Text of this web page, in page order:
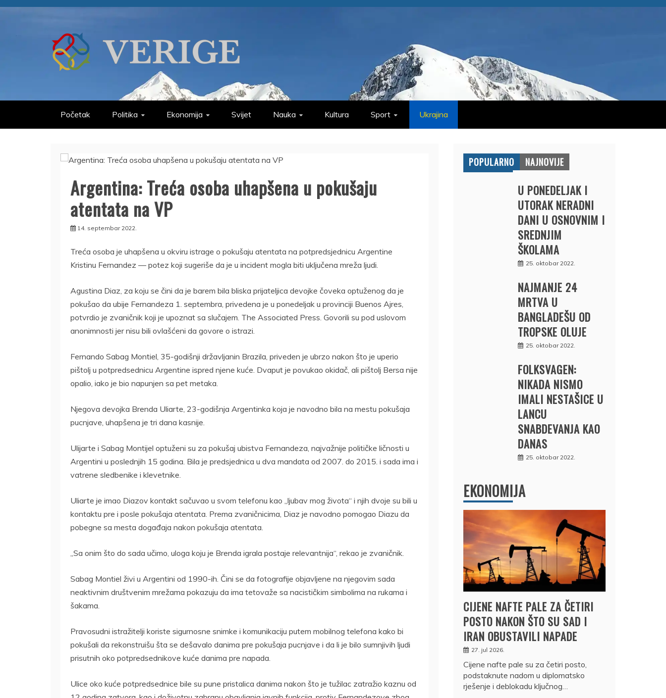
Skip
VERIGE
Početak Politika Ekonomija Svijet Nauka Kultura Sport Ukrajina
Argentina: Treća osoba uhapšena u pokušaju
atentata na VP
14. septembar 2022.
Treća osoba je uhapšena u okviru istrage o pokušaju atentata na potpredsjednicu Argentine
Kristinu Fernandez — potez koji sugeriše da je u incident mogla biti uključena mreža ljudi.
Agustina Diaz, za ​​koju se čini da je barem bila bliska prijateljica devojke čoveka optuženog da je
pokušao da ubije Fernandeza 1. septembra, privedena je u ponedeljak u provinciji Buenos Ajres,
potvrdio je zvaničnik koji je upoznat sa slučajem. The Associated Press. Govorili su pod uslovom
anonimnosti jer nisu bili ovlašćeni da govore o istrazi.
Fernando Sabag Montiel, 35-godišnji državljanin Brazila, priveden je ubrzo nakon što je uperio
pištolj u potpredsednicu Argentine ispred njene kuće. Dvaput je povukao okidač, ali pištolj Bersa nije
opalio, iako je bio napunjen sa pet metaka.
Njegova devojka Brenda Uliarte, 23-godišnja Argentinka koja je navodno bila na mestu pokušaja
pucnjave, uhapšena je tri dana kasnije.
Ulijarte i Sabag Montijel optuženi su za pokušaj ubistva Fernandeza, najvažnije političke ličnosti u
Argentini u poslednjih 15 godina. Bila je predsjednica u dva mandata od 2007. do 2015. i sada ima i
vatrene sledbenike i klevetnike.
Uliarte je imao Diazov kontakt sačuvao u svom telefonu kao „ljubav mog života“ i njih dvoje su bili u
kontaktu pre i posle pokušaja atentata. Prema zvaničnicima, Diaz je navodno pomogao Diazu da
pobegne sa mesta događaja nakon pokušaja atentata.
„Sa onim što do sada učimo, uloga koju je Brenda igrala postaje relevantnija“, rekao je zvaničnik.
Sabag Montiel živi u Argentini od 1990-ih. Čini se da fotografije objavljene na njegovim sada
neaktivnim društvenim mrežama pokazuju da ima tetovaže sa nacističkim simbolima na rukama i
šakama.
Pravosudni istražitelji koriste sigurnosne snimke i komunikaciju putem mobilnog telefona kako bi
pokušali da rekonstruišu šta se dešavalo danima pre pokušaja pucnjave i da li je bilo sumnjivih ljudi
prisutnih oko potpredsednikove kuće danima pre napada.
Ulice oko kuće potpredsednice bile su pune pristalica danima nakon što je tužilac zatražio kaznu od
POPULARNO NAJNOVIJE
U PONEDELJAK I
UTORAK NERADNI
DANI U OSNOVNIM I
SREDNJIM
ŠKOLAMA
25. oktobar 2022.
NAJMANJE 24
MRTVA U
BANGLADEŠU OD
TROPSKE OLUJE
25. oktobar 2022.
FOLKSVAGEN:
NIKADA NISMO
IMALI NESTAŠICE U
LANCU
SNABDEVANJA KAO
DANAS
25. oktobar 2022.
EKONOMIJA
CIJENE NAFTE PALE ZA ČETIRI
POSTO NAKON ŠTO SU SAD I
IRAN OBUSTAVILI NAPADE
27. jul 2026.
Cijene nafte pale su za četiri posto,
podstaknute nadom u diplomatsko
rješenje i deblokadu ključnog…